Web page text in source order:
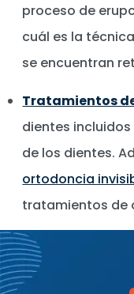
proceso de
cuál es la
se encuentran
Tratamientos
dientes
de los dientes.
ortodoncia
tratamientos de